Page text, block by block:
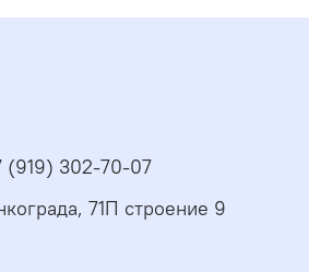
(919) 302-70-07
71П строение 9